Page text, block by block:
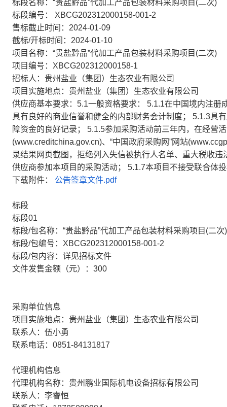
标段名称：“贵盐黔品”代加工产品包装材料采购项目(二次)
标段编号： XBCG202312000158-001-2
售标截止时间：2024-01-09
截标/开标时间：2024-01-10
项目名称：“贵盐黔品”代加工产品包装材料采购项目(二次)
项目编号：XBCG202312000158-1
招标人：贵州盐业（集团）生态农业有限公司
项目实施地点：贵州盐业（集团）生态农业有限公司
供应商基本要求：5.1一般资格要求： 5.1.1在中国境内注
具有良好的商业信誉和健全的内部财务会计制度； 5.1.3具
障资金的良好记录； 5.1.5参加采购活动前三年内，在经营
(www.creditchina.gov.cn)、“中国政府采购网”网站
录结果网页截图，拒绝列入失信被执行人名单、重大税收
供应商参加本项目的采购活动； 5.1.7本项目不接受联合体
下载附件： 公告签章文件.pdf
标段
标段01
标段/包名称：“贵盐黔品”代加工产品包装材料采购项目(二次)
标段/包编号：XBCG202312000158-001-2
标段/包内容：详见招标文件
文件发售金额（元）：300
采购单位信息
项目实施地点：贵州盐业（集团）生态农业有限公司
联系人：伍小勇
联系电话：0851-84131817
代理机构信息
代理机构名称：贵州鹏业国际机电设备招标有限公司
联系人：李睿恒